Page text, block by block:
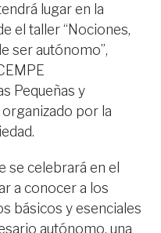
lugar en la
el taller “Nociones,
ser autónomo”,
Pequeñas y
por la
se celebrará en el
a conocer a los
básicos y esenciales
autónomo, una